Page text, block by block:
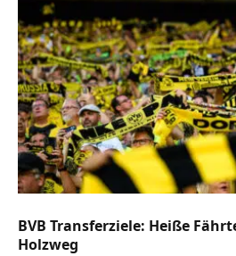
BVB Transferziele: Heiße
Holzweg